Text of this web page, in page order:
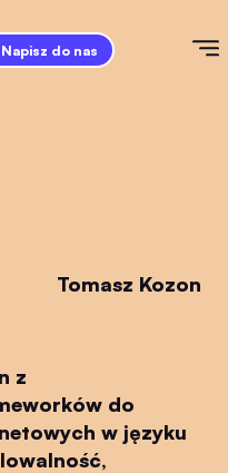
Napisz do nas
Tomasz Kozon
z
do
w języku